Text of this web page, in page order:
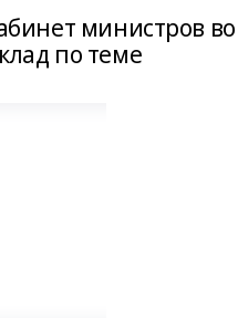
министров
по теме